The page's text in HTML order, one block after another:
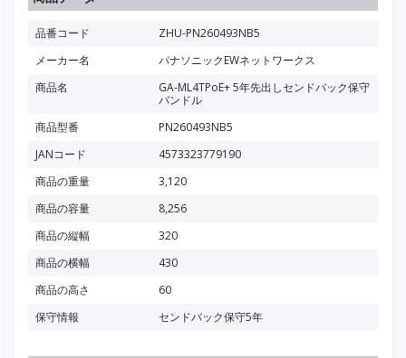
品番コード
ZHU-PN260493NB5
メーカー名
パナソニックEWネットワークス
商品名
GA-ML4TPoE+ 5年先出しセンドバック保守
バンドル
商品型番
PN260493NB5
JANコード
4573323779190
商品の重量
3,120
商品の容量
8,256
商品の縦幅
320
商品の横幅
430
商品の高さ
60
保守情報
センドバック保守5年